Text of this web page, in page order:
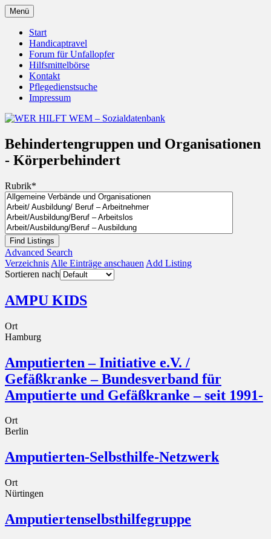
Zum
Inhalt
springen
WER HILFT WEM –
Sozialdatenbank
Menü
Start
Handicaptravel
Forum für Unfallopfer
Hilfsmittelbörse
Kontakt
Pflegedienstsuche
Impressum
Behindertengruppen und Organisationen
- Körperbehindert
Rubrik*
Advanced Search
Verzeichnis Alle Einträge anschauen Add Listing
Sortieren nach
AMPU KIDS
Ort
Hamburg
Amputierten – Initiative e.V. /
Gefäßkranke – Bundesverband für
Amputierte und Gefäßkranke – seit 1991-
Ort
Berlin
Amputierten-Selbsthilfe-Netzwerk
Ort
Nürtingen
Amputiertenselbsthilfegruppe